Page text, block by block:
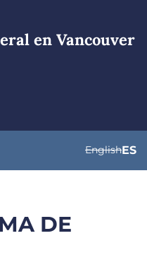
en Vancouver
EnglishES
DE